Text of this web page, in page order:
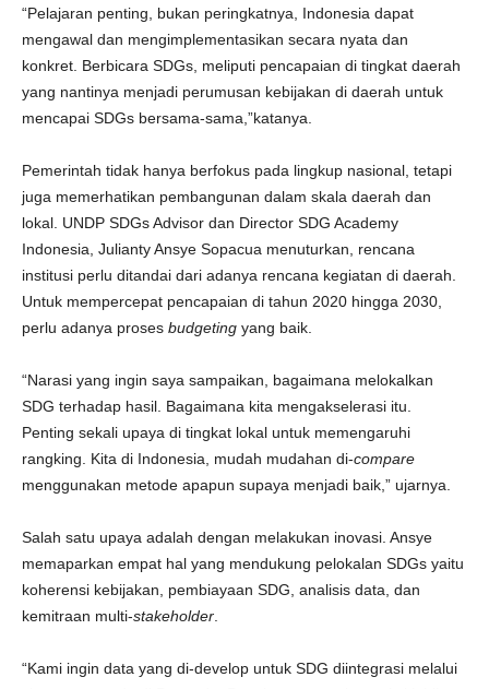
“Pelajaran penting, bukan peringkatnya, Indonesia dapat
mengawal dan mengimplementasikan secara nyata dan
konkret. Berbicara SDGs, meliputi pencapaian di tingkat daerah
yang nantinya menjadi perumusan kebijakan di daerah untuk
mencapai SDGs bersama-sama,”katanya.
Pemerintah tidak hanya berfokus pada lingkup nasional, tetapi
juga memerhatikan pembangunan dalam skala daerah dan
lokal. UNDP SDGs Advisor dan Director SDG Academy
Indonesia, Julianty Ansye Sopacua menuturkan, rencana
institusi perlu ditandai dari adanya rencana kegiatan di daerah.
Untuk mempercepat pencapaian di tahun 2020 hingga 2030,
perlu adanya proses budgeting yang baik.
“Narasi yang ingin saya sampaikan, bagaimana melokalkan
SDG terhadap hasil. Bagaimana kita mengakselerasi itu.
Penting sekali upaya di tingkat lokal untuk memengaruhi
rangking. Kita di Indonesia, mudah mudahan di-compare
menggunakan metode apapun supaya menjadi baik,” ujarnya.
Salah satu upaya adalah dengan melakukan inovasi. Ansye
memaparkan empat hal yang mendukung pelokalan SDGs yaitu
koherensi kebijakan, pembiayaan SDG, analisis data, dan
kemitraan multi-stakeholder
“Kami ingin data yang di-develop untuk SDG diintegrasi melalui